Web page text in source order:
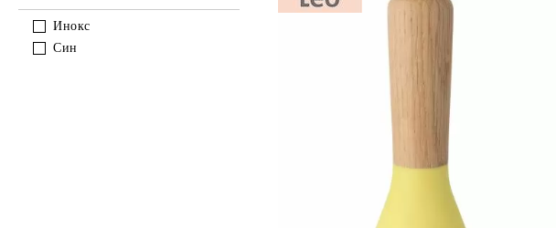
Инокс
Син